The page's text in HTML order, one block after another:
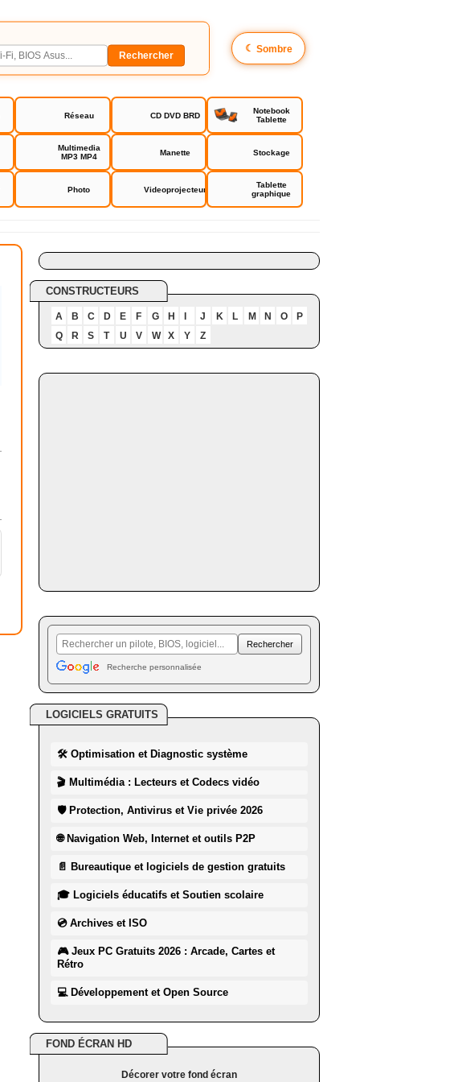
☾ Sombre
Réseau CD DVD BRD
Notebook
Tablette
Multimedia
MP3 MP4
Manette Stockage
Photo Videoprojecteur
Tablette
graphique
CONSTRUCTEURS
A B C D E F G H J K L M N O
P
Q
R S T U V W X Y Z
Recherche personnalisée
LOGICIELS GRATUITS
🛠 Optimisation et Diagnostic système
🎬 Multimédia : Lecteurs et Codecs vidéo
🛡 Protection, Antivirus et Vie privée 2026
🌐 Navigation Web, Internet et outils P2P
📄 Bureautique et logiciels de gestion gratuits
🎓 Logiciels éducatifs et Soutien scolaire
💿 Archives et ISO
🎮 Jeux PC Gratuits 2026 : Arcade, Cartes et
Rétro
💻 Développement et Open Source
FOND ÉCRAN HD
Décorer votre fond écran